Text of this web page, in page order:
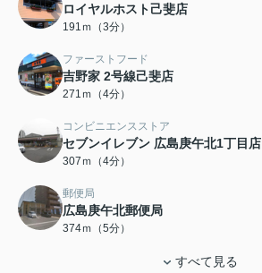
ロイヤルホスト己斐店
191ｍ（3分）
ファーストフード
吉野家 2号線己斐店
271ｍ（4分）
コンビニエンスストア
セブンイレブン 広島庚午北1丁目店
307ｍ（4分）
郵便局
広島庚午北郵便局
374ｍ（5分）
すべて見る